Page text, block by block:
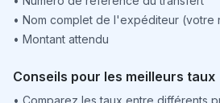
• Nom complet de l'expéditeur (votre
• Montant attendu
Conseils pour les meilleurs taux
• Comparez les taux entre différents